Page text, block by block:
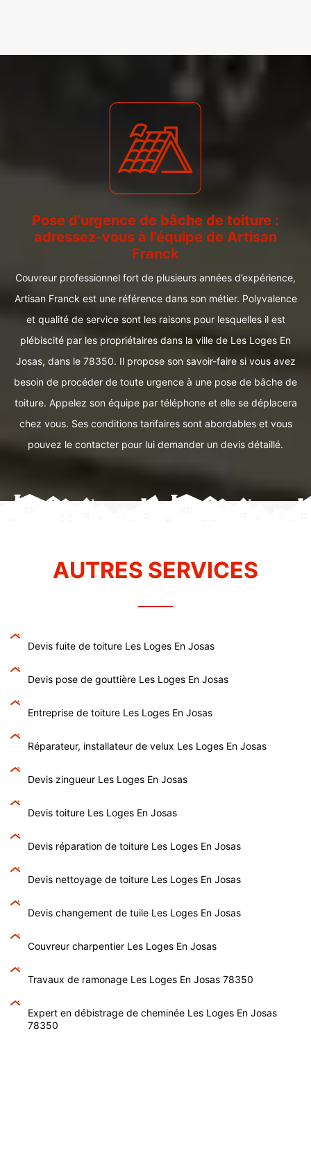
Pose d’urgence de bâche de toiture :
adressez-vous à l’équipe de Artisan
Franck
Couvreur professionnel fort de plusieurs années d’expérience,
Artisan Franck est une référence dans son métier. Polyvalence
et qualité de service sont les raisons pour lesquelles il est
plébiscité par les propriétaires dans la ville de Les Loges En
Josas, dans le 78350. Il propose son savoir-faire si vous avez
besoin de procéder de toute urgence à une pose de bâche de
toiture. Appelez son équipe par téléphone et elle se déplacera
chez vous. Ses conditions tarifaires sont abordables et vous
pouvez le contacter pour lui demander un devis détaillé.
AUTRES SERVICES
Devis fuite de toiture Les Loges En Josas
Devis pose de gouttière Les Loges En Josas
Entreprise de toiture Les Loges En Josas
Réparateur, installateur de velux Les Loges En Josas
Devis zingueur Les Loges En Josas
Devis toiture Les Loges En Josas
Devis réparation de toiture Les Loges En Josas
Devis nettoyage de toiture Les Loges En Josas
Devis changement de tuile Les Loges En Josas
Couvreur charpentier Les Loges En Josas
Travaux de ramonage Les Loges En Josas 78350
Expert en débistrage de cheminée Les Loges En Josas
78350